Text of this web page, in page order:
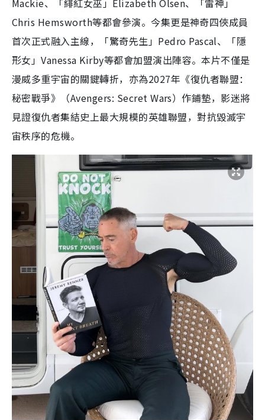
Mackie、「緋紅女巫」Elizabeth Olsen、「雷神」
Chris Hemsworth等都會參演。今集更是神奇四俠成員
首次正式融入主線，「驚奇先生」Pedro Pascal、「隱
形女」Vanessa Kirby等都會加盟演出陣容。本片不僅是
漫威多重宇宙的關鍵轉折，亦為2027年《復仇者聯盟：
秘密戰爭》（Avengers: Secret Wars）作鋪墊，影迷將
見證復仇者集結史上最大規模的英雄聯盟，對抗毀滅宇
宙秩序的危機。